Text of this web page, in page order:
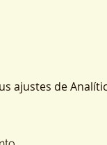
ajustes de